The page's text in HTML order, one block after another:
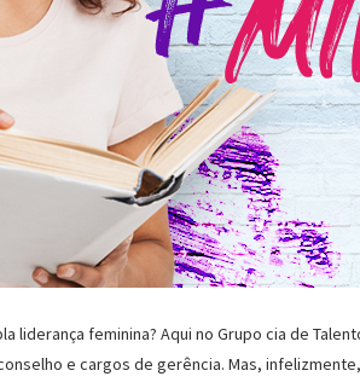
liderança feminina? Aqui no Grupo cia de
e cargos de gerência. Mas,